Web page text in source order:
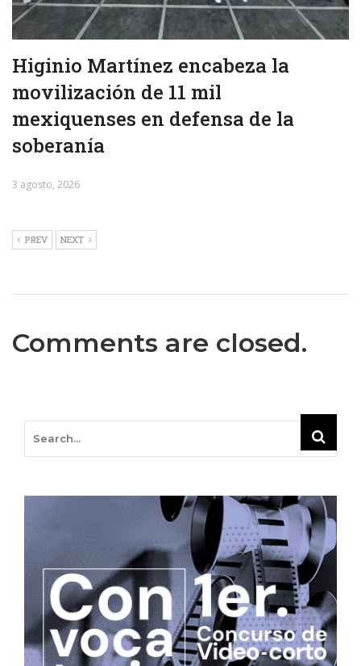
Higinio Martínez encabeza la
movilización de 11 mil
mexiquenses en defensa de la
soberanía
3 agosto, 2026
PREV NEXT
Comments are closed.